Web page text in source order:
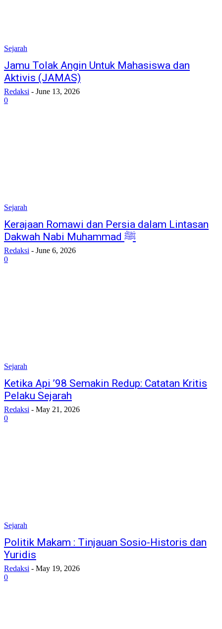
Sejarah
Jamu Tolak Angin Untuk Mahasiswa dan
Aktivis (JAMAS)
Redaksi - June 13, 2026
0
Sejarah
Kerajaan Romawi dan Persia dalam Lintasan
Dakwah Nabi Muhammad ﷺ
Redaksi - June 6, 2026
0
Sejarah
​Ketika Api ’98 Semakin Redup: Catatan Kritis
Pelaku Sejarah
Redaksi - May 21, 2026
0
Sejarah
​Politik Makam : Tinjauan Sosio-Historis dan
Yuridis
Redaksi - May 19, 2026
0